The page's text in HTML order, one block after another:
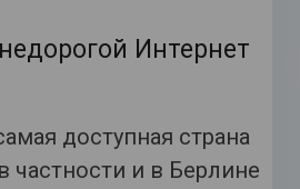
Интернет
доступная страна
частности и в Берлине